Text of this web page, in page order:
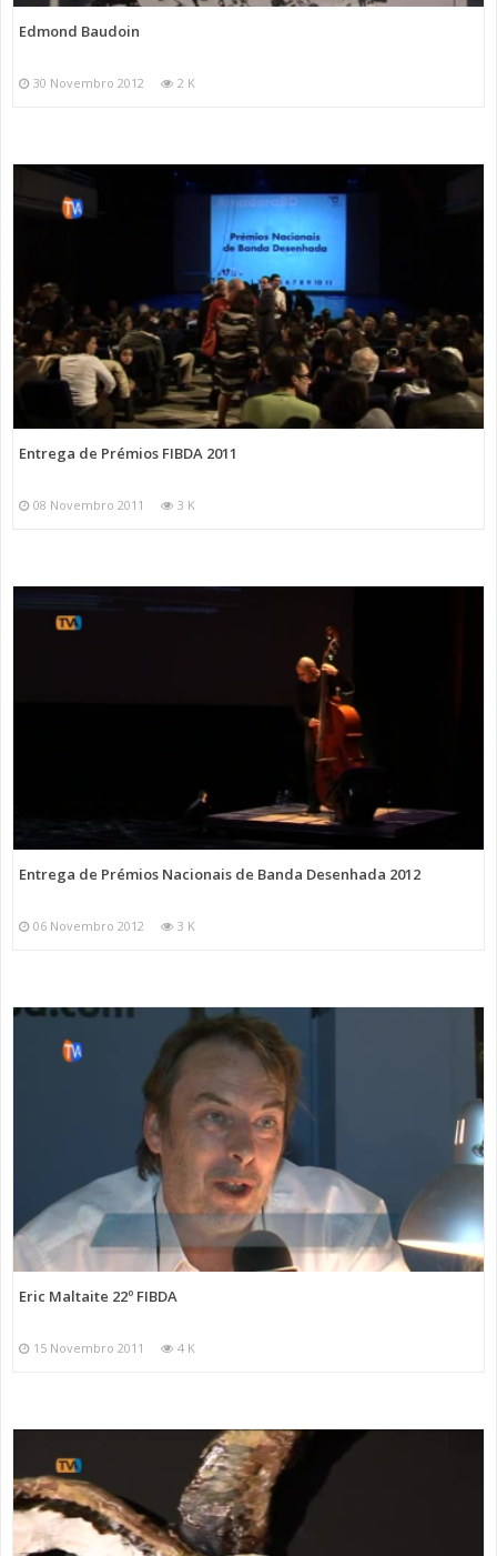
Edmond Baudoin
30 Novembro 2012 2 K
Entrega de Prémios FIBDA 2011
08 Novembro 2011 3 K
Entrega de Prémios Nacionais de Banda Desenhada 2012
06 Novembro 2012 3 K
Eric Maltaite 22º FIBDA
15 Novembro 2011 4 K